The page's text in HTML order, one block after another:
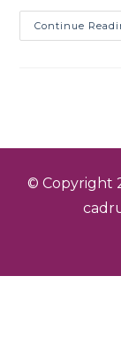
Continue
© Copyright